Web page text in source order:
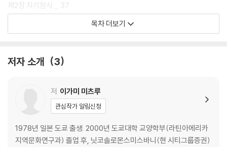
제2장 자기잠식 _ 37
자기잠식 현상 | 이노베이션의 분류 | 동질적인 재화의 사례 | 수직 차별화
승자 독식의 사례 | 기존 기업 VS 신규 기업 | 시장구조를 둘러싼 경쟁효과
는 기존 기업에 의한 ‘선점하기’를 부추긴다 페이스북과 인스타그램 | 불완
전경쟁의 게임이론 | 파리의 수학자 : ‘라이벌은 적을수록 좋다’ 프랑스의
시골 수학자 : ‘라이벌은 역시 적을수록 좋다’
목차 더보기
저자 소개 3
저 이가미 미츠루
관심작가 알림신청
1978년 일본 도쿄 출생. 2000년 도쿄대학 교양학부(라틴아메리카
지역문화연구과) 졸업 후, 닛코솔로몬스미스바니(현 시티그룹증권)